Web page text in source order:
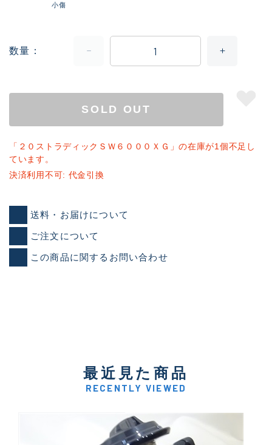
小傷
数量
SOLD OUT
「２０ストラディックＳＷ６０００ＸＧ」の在庫が1個不足し
ています。
決済利用不可: 代金引換
送料・お届けについて
ご注文について
この商品に関するお問い合わせ
最近見た商品
RECENTLY VIEWED